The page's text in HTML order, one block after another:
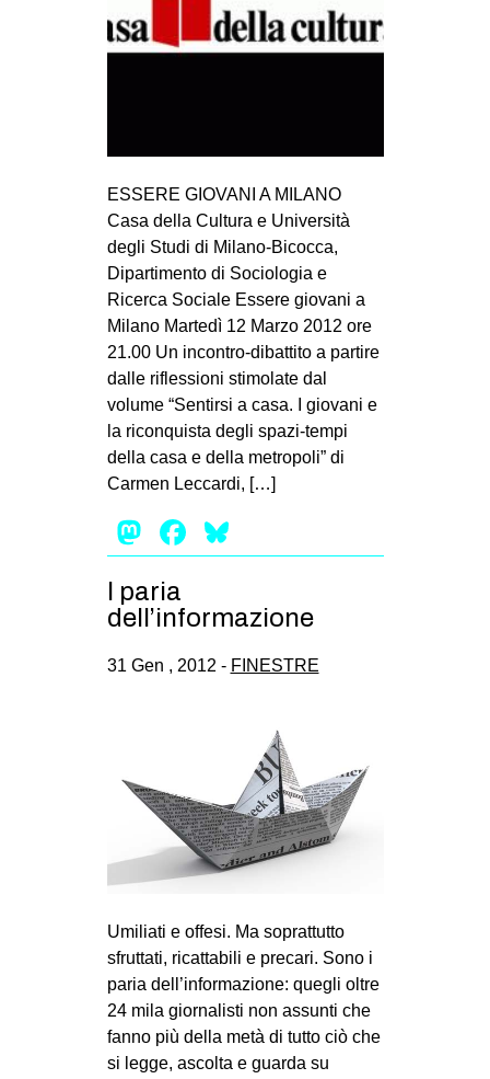
ESSERE GIOVANI A MILANO
Casa della Cultura e Università
degli Studi di Milano-Bicocca,
Dipartimento di Sociologia e
Ricerca Sociale Essere giovani a
Milano Martedì 12 Marzo 2012 ore
21.00 Un incontro-dibattito a partire
dalle riflessioni stimolate dal
volume “Sentirsi a casa. I giovani e
la riconquista degli spazi-tempi
della casa e della metropoli” di
Carmen Leccardi, […]
Mastodon
Facebook
I paria
dell’informazione
31 Gen , 2012 - FINESTRE
Umiliati e offesi. Ma soprattutto
sfruttati, ricattabili e precari. Sono i
paria dell’informazione: quegli oltre
24 mila giornalisti non assunti che
fanno più della metà di tutto ciò che
si legge, ascolta e guarda su